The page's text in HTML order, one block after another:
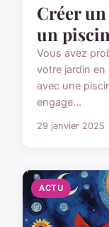
Créer
un
Vous avez
votre jardin en
avec une
engage...
29 janvier 2025
ACTU